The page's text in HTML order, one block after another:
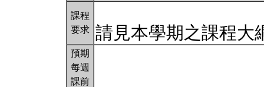
課程
要求 請見本學期之課程大
預期
每週
課前